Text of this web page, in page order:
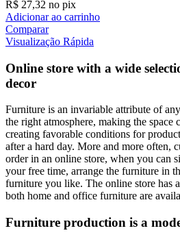
R$ 27,32 no pix
Adicionar ao carrinho
Comparar
Visualização Rápida
Online store with a wide
decor
Furniture is an invariable attribute of
the right atmosphere, making the space
creating favorable conditions for
after a hard day. More and more often,
order in an online store, when you can
your free time, arrange the furniture in
furniture you like. The online store has
both home and office furniture are
Furniture production is a